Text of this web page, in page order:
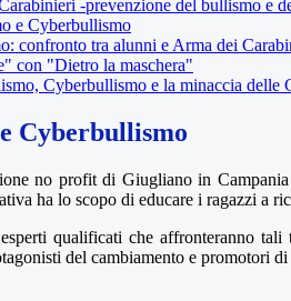
-prevenzione del bullismo e
e Cyberbullismo
confronto tra alunni e Arma dei
con "Dietro la maschera"
Cyberbullismo e la minaccia delle
Cyberbullismo
no profit di Giugliano in
ha lo scopo di educare i ragazzi a
qualificati che affronteranno
del cambiamento e promotori